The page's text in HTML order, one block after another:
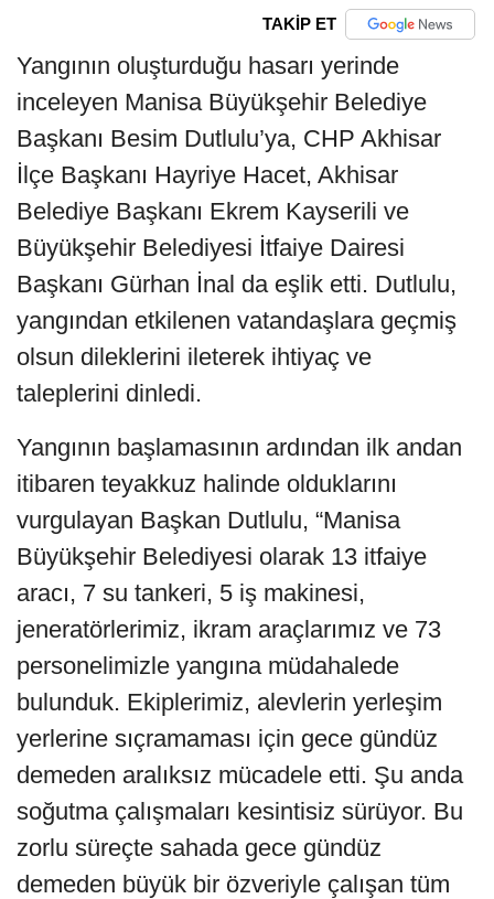
TAKİP ET
Yangının oluşturduğu hasarı yerinde
inceleyen Manisa Büyükşehir Belediye
Başkanı Besim Dutlulu’ya, CHP Akhisar
İlçe Başkanı Hayriye Hacet, Akhisar
Belediye Başkanı Ekrem Kayserili ve
Büyükşehir Belediyesi İtfaiye Dairesi
Başkanı Gürhan İnal da eşlik etti. Dutlulu,
yangından etkilenen vatandaşlara geçmiş
olsun dileklerini ileterek ihtiyaç ve
taleplerini dinledi.
Yangının başlamasının ardından ilk andan
itibaren teyakkuz halinde olduklarını
vurgulayan Başkan Dutlulu, “Manisa
Büyükşehir Belediyesi olarak 13 itfaiye
aracı, 7 su tankeri, 5 iş makinesi,
jeneratörlerimiz, ikram araçlarımız ve 73
personelimizle yangına müdahalede
bulunduk. Ekiplerimiz, alevlerin yerleşim
yerlerine sıçramaması için gece gündüz
demeden aralıksız mücadele etti. Şu anda
soğutma çalışmaları kesintisiz sürüyor. Bu
zorlu süreçte sahada gece gündüz
demeden büyük bir özveriyle çalışan tüm